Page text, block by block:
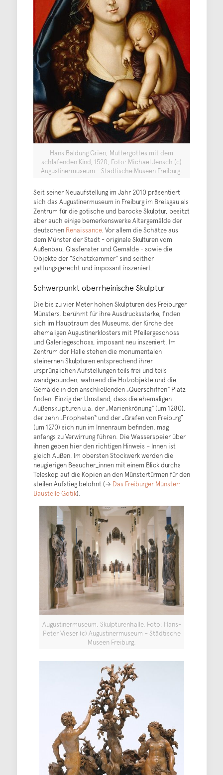
Hans Baldung Grien, Muttergottes mit dem
schlafenden Kind, 1520, Foto: Michael Jensch (c)
Augustinermuseum - Städtische Museen Freiburg.
Seit seiner Neuaufstellung im Jahr 2010 präsentiert
sich das Augustinermuseum in Freiburg im Breisgau als
Zentrum für die gotische und barocke Skulptur, besitzt
aber auch einige bemerkenswerke Altargemälde der
deutschen Renaissance. Vor allem die Schätze aus
dem Münster der Stadt - originale Skulturen vom
Außenbau, Glasfenster und Gemälde - sowie die
Objekte der "Schatzkammer" sind seither
gattungsgerecht und imposant inszeniert.
Schwerpunkt oberrheinische Skulptur
Die bis zu vier Meter hohen Skulpturen des Freiburger
Münsters, berühmt für ihre Ausdrucksstärke, finden
sich im Hauptraum des Museums, der Kirche des
ehemaligen Augustinerklosters mit Pfeilergeschoss
und Galeriegeschoss, imposant neu inszeniert. Im
Zentrum der Halle stehen die monumentalen
steinernen Skulpturen entsprechend ihrer
ursprünglichen Aufstellungen teils frei und teils
wandgebunden, während die Holzobjekte und die
Gemälde in den anschließenden „Querschiffen“ Platz
finden. Einzig der Umstand, dass die ehemaligen
Außenskulpturen u.a. der „Marienkrönung“ (um 1280),
der zehn „Propheten“ und der „Grafen von Freiburg“
(um 1270) sich nun im Innenraum befinden, mag
anfangs zu Verwirrung führen. Die Wasserspeier über
ihnen geben hier den richtigen Hinweis – Innen ist
gleich Außen. Im obersten Stockwerk werden die
neugierigen Besucher_innen mit einem Blick durchs
Teleskop auf die Kopien an den Münstertürmen für den
steilen Aufstieg belohnt (→ Das Freiburger Münster:
Baustelle Gotik).
Augustinermuseum, Skulpturenhalle, Foto: Hans-
Peter Vieser (c) Augustinermuseum – Städtische
Museen Freiburg.